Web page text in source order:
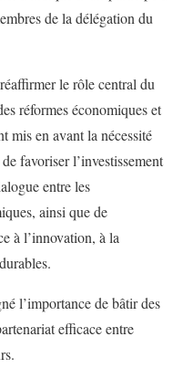
de la délégation du
le rôle central du
réformes économiques et
mis en avant la nécessité
favoriser l’investissement
entre les
ainsi que de
à l’innovation, à la
l’importance de bâtir des
efficace entre